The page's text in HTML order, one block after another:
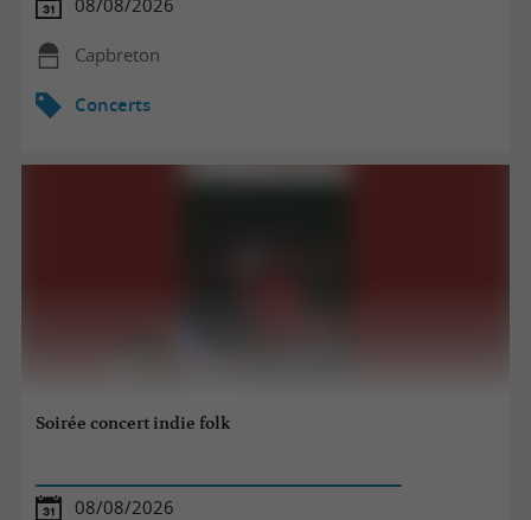
08/08/2026
Capbreton
Concerts
Soirée concert indie folk
08/08/2026